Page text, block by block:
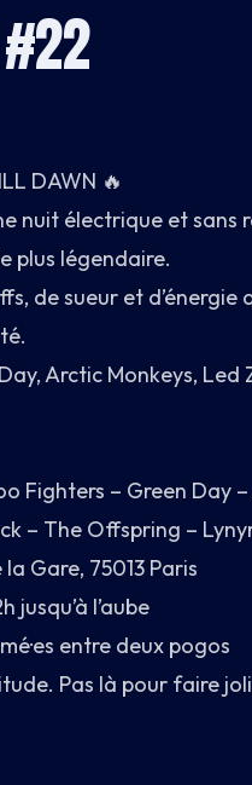
#22
DAWN 🔥
nuit électrique et
plus légendaire.
de sueur et
Arctic Monkeys,
Fighters – Green
– The Offspring –
Gare, 75013 Paris
jusqu’à l’aube
entre deux pogos
Pas là pour faire